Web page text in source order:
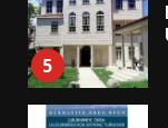
5